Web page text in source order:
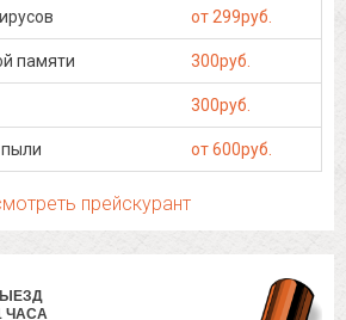
от 299руб.
памяти 300руб.
300руб.
пыли от 600руб.
прейскурант
ЧАСА